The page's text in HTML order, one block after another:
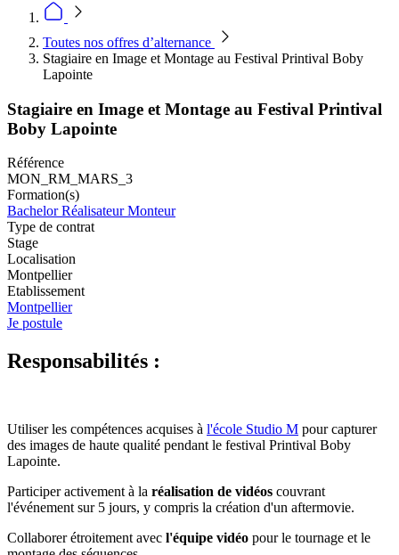
Toutes nos offres d’alternance
Stagiaire en Image et Montage au Festival Printival Boby
Lapointe
Stagiaire en Image et Montage au Festival Printival
Boby Lapointe
Référence
MON_RM_MARS_3
Formation(s)
Bachelor Réalisateur Monteur
Type de contrat
Stage
Localisation
Montpellier
Etablissement
Montpellier
Je postule
Responsabilités :
Utiliser les compétences acquises à l'école Studio M pour capturer
des images de haute qualité pendant le festival Printival Boby
Lapointe.
Participer activement à la réalisation de vidéos couvrant
l'événement sur 5 jours, y compris la création d'un aftermovie.
Collaborer étroitement avec l'équipe vidéo pour le tournage et le